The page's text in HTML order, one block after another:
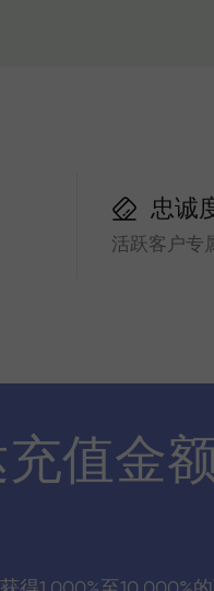
忠诚
活跃客户专
值金额